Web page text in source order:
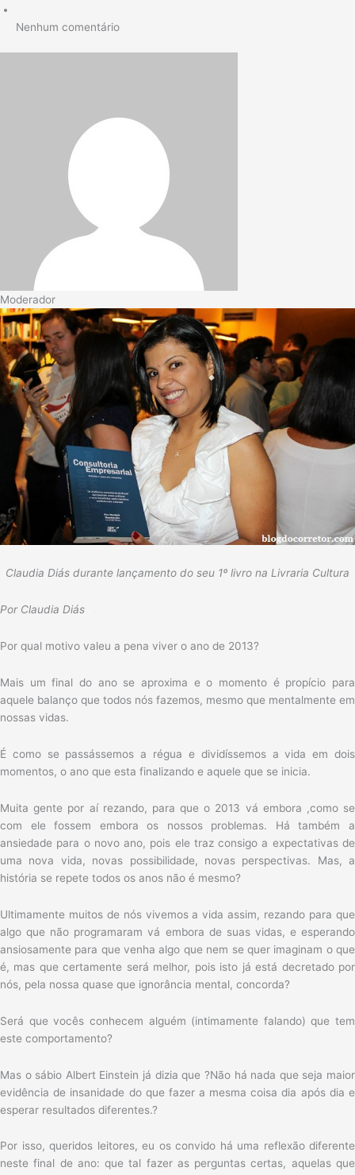
Nenhum comentário
Moderador
Claudia Diás durante lançamento do seu 1º livro na Livraria Cultura
Por Claudia Diás
Por qual motivo valeu a pena viver o ano de 2013?
Mais um final do ano se aproxima e o momento é propício para
aquele balanço que todos nós fazemos, mesmo que mentalmente em
nossas vidas.
É como se passássemos a régua e dividíssemos a vida em dois
momentos, o ano que esta finalizando e aquele que se inicia.
Muita gente por aí rezando, para que o 2013 vá embora ,como se
com ele fossem embora os nossos problemas. Há também a
ansiedade para o novo ano, pois ele traz consigo a expectativas de
uma nova vida, novas possibilidade, novas perspectivas. Mas, a
história se repete todos os anos não é mesmo?
Ultimamente muitos de nós vivemos a vida assim, rezando para que
algo que não programaram vá embora de suas vidas, e esperando
ansiosamente para que venha algo que nem se quer imaginam o que
é, mas que certamente será melhor, pois isto já está decretado por
nós, pela nossa quase que ignorância mental, concorda?
Será que vocês conhecem alguém (intimamente falando) que tem
este comportamento?
Mas o sábio Albert Einstein já dizia que ?Não há nada que seja maior
evidência de insanidade do que fazer a mesma coisa dia após dia e
esperar resultados diferentes.?
Por isso, queridos leitores, eu os convido há uma reflexão diferente
neste final de ano: que tal fazer as perguntas certas, aquelas que